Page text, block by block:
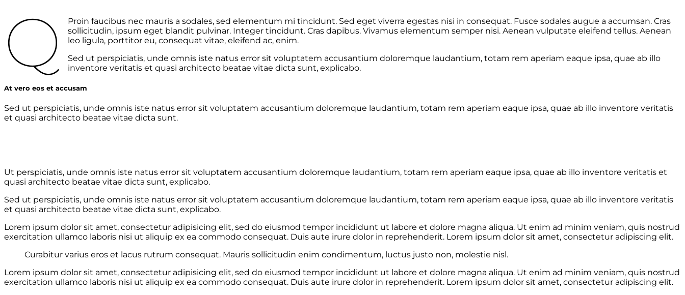
q
Proin faucibus nec mauris a sodales, sed elementum mi tincidunt. Sed eget viverra egestas nisi in consequat. Fusce sodales augue a accumsan. Cras
sollicitudin, ipsum eget blandit pulvinar. Integer tincidunt. Cras dapibus. Vivamus elementum semper nisi. Aenean vulputate eleifend tellus. Aenean
leo ligula, porttitor eu, consequat vitae, eleifend ac, enim.
Sed ut perspiciatis, unde omnis iste natus error sit voluptatem accusantium doloremque laudantium, totam rem aperiam eaque ipsa, quae ab illo
inventore veritatis et quasi architecto beatae vitae dicta sunt, explicabo.
At vero eos et accusam
Sed ut perspiciatis, unde omnis iste natus error sit voluptatem accusantium doloremque laudantium, totam rem aperiam eaque ipsa, quae ab illo inventore veritatis
et quasi architecto beatae vitae dicta sunt.
Ut perspiciatis, unde omnis iste natus error sit voluptatem accusantium doloremque laudantium, totam rem aperiam eaque ipsa, quae ab illo inventore veritatis et
quasi architecto beatae vitae dicta sunt, explicabo.
Sed ut perspiciatis, unde omnis iste natus error sit voluptatem accusantium doloremque laudantium, totam rem aperiam eaque ipsa, quae ab illo inventore veritatis
et quasi architecto beatae vitae dicta sunt, explicabo.
Lorem ipsum dolor sit amet, consectetur adipisicing elit, sed do eiusmod tempor incididunt ut labore et dolore magna aliqua. Ut enim ad minim veniam, quis nostrud
exercitation ullamco laboris nisi ut aliquip ex ea commodo consequat. Duis aute irure dolor in reprehenderit. Lorem ipsum dolor sit amet, consectetur adipiscing elit.
Curabitur varius eros et lacus rutrum consequat. Mauris sollicitudin enim condimentum, luctus justo non, molestie nisl.
Lorem ipsum dolor sit amet, consectetur adipisicing elit, sed do eiusmod tempor incididunt ut labore et dolore magna aliqua. Ut enim ad minim veniam, quis nostrud
exercitation ullamco laboris nisi ut aliquip ex ea commodo consequat. Duis aute irure dolor in reprehenderit. Lorem ipsum dolor sit amet, consectetur adipiscing elit.